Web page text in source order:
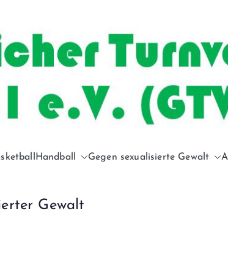
Handball Gegen sexualisierte Gewalt
Gewalt